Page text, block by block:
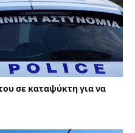
σε καταψύκτη για να